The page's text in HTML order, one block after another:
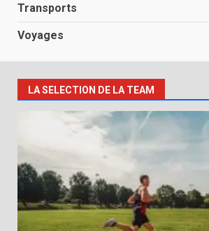
Transports
Voyages
LA SELECTION DE LA TEAM